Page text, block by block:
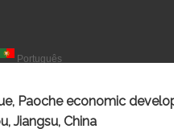
Português
Paoche economic
Jiangsu, China